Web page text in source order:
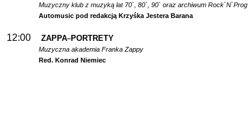
Muzyczny klub z muzyką lat 70`, 80`, 90` oraz archiwum Rock`N`Prog
Automusic pod redakcją Krzyśka Jestera Barana
12:00 ZAPPA–PORTRETY
Muzyczna akademia Franka Zappy
Red. Konrad Niemiec